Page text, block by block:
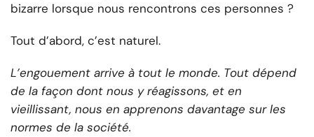
bizarre lorsque nous rencontrons ces personnes ?
Tout d’abord, c’est naturel.
L’engouement arrive à tout le monde. Tout dépend
de la façon dont nous y réagissons, et en
vieillissant, nous en apprenons davantage sur les
normes de la société.